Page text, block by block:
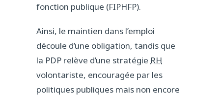
fonction publique (FIPHFP).
Ainsi, le maintien dans l’emploi
découle d’une obligation, tandis que
la PDP relève d’une stratégie RH
volontariste, encouragée par les
politiques publiques mais non encore